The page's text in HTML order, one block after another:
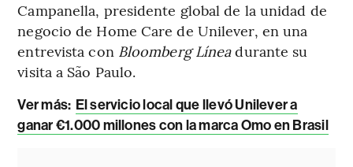
Campanella, presidente global de la unidad de
negocio de Home Care de Unilever, en una
entrevista con Bloomberg Líneadurante su
visita a São Paulo.
Ver más: El servicio local que llevó Unilever a
ganar €1.000 millones con la marca Omo en Brasil